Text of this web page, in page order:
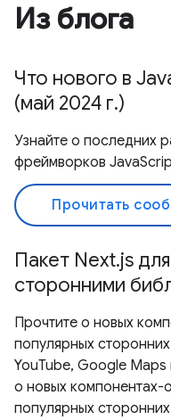
Из блога
Что нового в
(май 2024 г.)
Узнайте о последних
фреймворков
Прочитать
Пакет Next.js
сторонними
Прочтите о новых
популярных
YouTube, Google
о новых компонентах-
популярных